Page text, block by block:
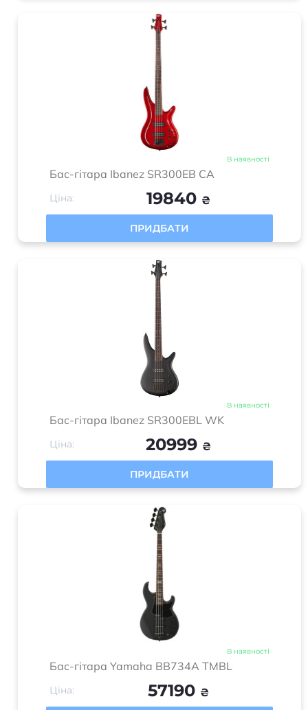
В наявності
Бас-гітара Ibanez SR300EB CA
Ціна: 19840 ₴
ПРИДБАТИ
В наявності
Бас-гітара Ibanez SR300EBL WK
Ціна: 20999 ₴
ПРИДБАТИ
В наявності
Бас-гітара Yamaha BB734A TMBL
Ціна: 57190 ₴